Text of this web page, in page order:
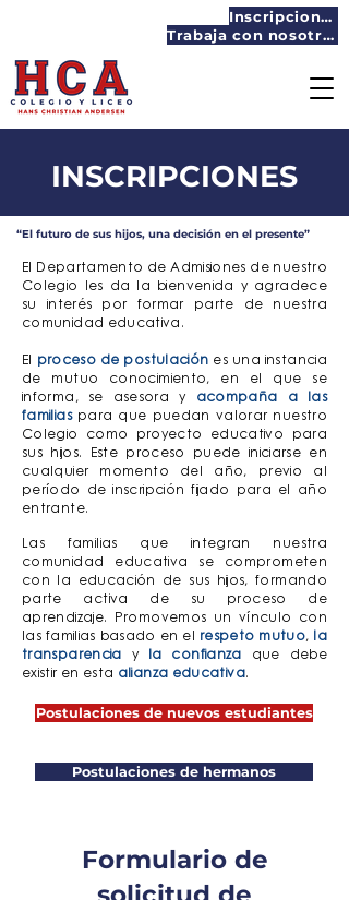
Inscripciones
Trabaja con nosotros
INSCRIPCIONES
“El futuro de sus hijos, una decisión en el presente”
El Departamento de Admisiones de nuestro
Colegio les da la bienvenida y agradece
su interés por formar parte de nuestra
comunidad educativa.
El proceso de postulación es una instancia
de mutuo conocimiento, en el que se
informa, se asesora y
acompaña a las
familiaspara que puedan valorar nuestro
Colegio como proyecto educativo para
sus hijos. Este proceso puede iniciarse en
cualquier momento del año, previo al
período de inscripción fijado para el año
entrante.
Las familias que integran nuestra
comunidad educativa se comprometen
con la educación de sus hijos, formando
parte activa de su proceso de
aprendizaje. Promovemos un vínculo con
las familias basado en el respeto mutuo,
la
transparencia y la confianza que debe
existir en esta alianza educativa.
Postulaciones de nuevos estudiantes
Postulaciones de hermanos
Formulario de